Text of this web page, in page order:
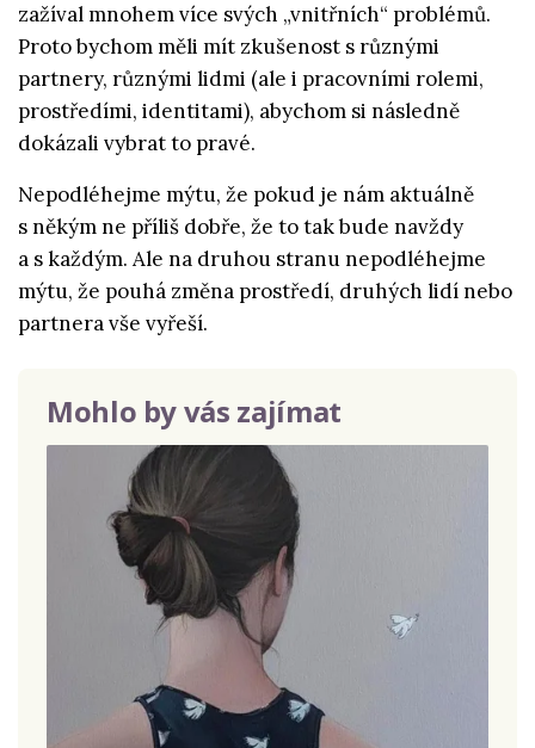
zažíval mnohem více svých „vnitřních“ problémů.
Proto bychom měli mít zkušenost s různými
partnery, různými lidmi (ale i pracovními rolemi,
prostředími, identitami), abychom si následně
dokázali vybrat to pravé.
Nepodléhejme mýtu, že pokud je nám aktuálně
s někým ne příliš dobře, že to tak bude navždy
a s každým. Ale na druhou stranu nepodléhejme
mýtu, že pouhá změna prostředí, druhých lidí nebo
partnera vše vyřeší.
Mohlo by vás zajímat